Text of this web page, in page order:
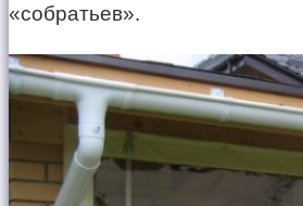
«собратьев».